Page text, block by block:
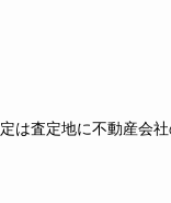
は査定地に不動産会